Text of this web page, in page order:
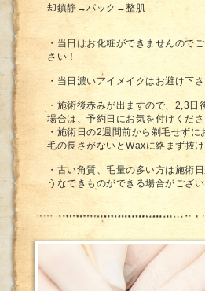
却鎮静→パック→整肌
・当日はお化粧ができませんので
さい！
・当日濃いアイメイクはお避け下
・施術後赤みが出ますので、2,3日
場合は、予約日にお気を付けくださ
・施術日の2週間前から剃毛せずに
毛の長さがないとWaxに絡まず抜け
・古い角質、毛量の多い方は施術
うなできものができる場合がござ